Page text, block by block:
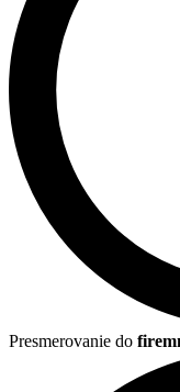
Presmerovanie do